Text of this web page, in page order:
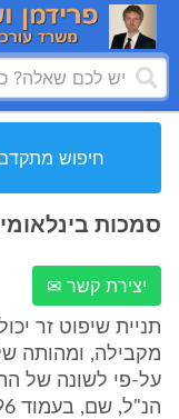
חיפוש
סמכות
יצירת קשר ✉
תניית שיפוט זר
מקבילה, ומהותה
הנ"ל, שם, בעמוד 296).